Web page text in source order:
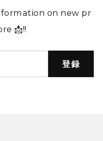
on new pr
📩!!
登録